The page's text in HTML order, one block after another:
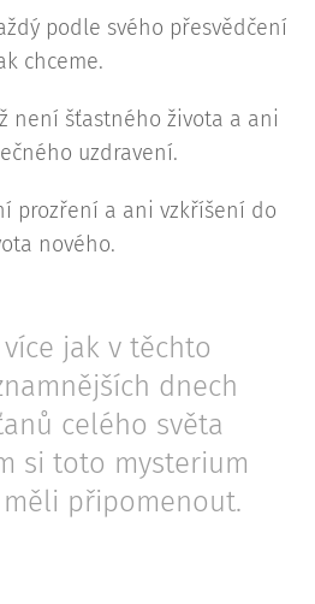
podle svého přesvědčení
chceme.
není šťastného života a ani
uzdravení.
prozření a ani vzkříšení do
nového.
více jak v těchto
dnech
celého světa
si toto mysterium
připomenout.